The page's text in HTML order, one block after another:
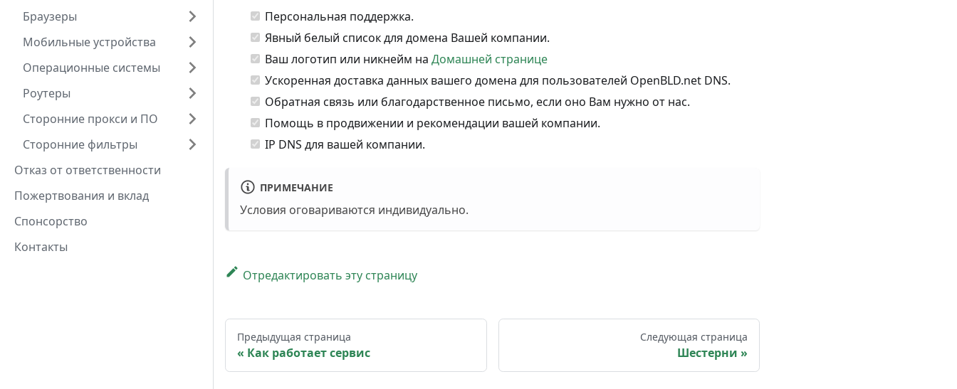
Браузеры
Мобильные устройства
Операционные системы
Роутеры
Сторонние прокси и ПО
Сторонние фильтры
Отказ от ответственности
Пожертвования и вклад
Спонсорство
Контакты
Персональная поддержка.
Явный белый список для домена Вашей компании.
Ваш логотип или никнейм на Домашней странице
Ускоренная доставка данных вашего домена для пользователей OpenBLD.net DNS.
Обратная связь или благодарственное письмо, если оно Вам нужно от нас.
Помощь в продвижении и рекомендации вашей компании.
IP DNS для вашей компании.
ПРИМЕЧАНИЕ
Условия оговариваются индивидуально.
Отредактировать эту страницу
Предыдущая страница
Как работает сервис
Следующая страница
Шестерни